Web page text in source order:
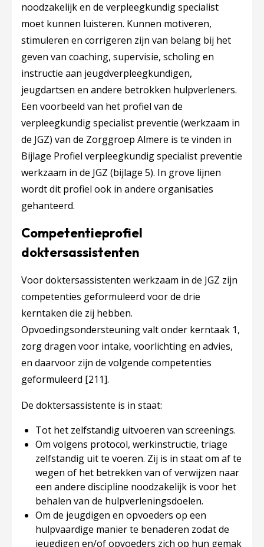
noodzakelijk en de verpleegkundig specialist
moet kunnen luisteren. Kunnen motiveren,
stimuleren en corrigeren zijn van belang bij het
geven van coaching, supervisie, scholing en
instructie aan jeugdverpleegkundigen,
jeugdartsen en andere betrokken hulpverleners.
Een voorbeeld van het profiel van de
verpleegkundig specialist preventie (werkzaam in
de JGZ) van de Zorggroep Almere is te vinden in
Bijlage Profiel verpleegkundig specialist preventie
werkzaam in de JGZ (bijlage 5). In grove lijnen
wordt dit profiel ook in andere organisaties
gehanteerd.
Competentieprofiel
doktersassistenten
Voor doktersassistenten werkzaam in de JGZ zijn
competenties geformuleerd voor de drie
kerntaken die zij hebben.
Opvoedingsondersteuning valt onder kerntaak 1,
zorg dragen voor intake, voorlichting en advies,
en daarvoor zijn de volgende competenties
geformuleerd [211].
De doktersassistente is in staat:
Tot het zelfstandig uitvoeren van screenings.
Om volgens protocol, werkinstructie, triage
zelfstandig uit te voeren. Zij is in staat om af te
wegen of het betrekken van of verwijzen naar
een andere discipline noodzakelijk is voor het
behalen van de hulpverleningsdoelen.
Om de jeugdigen en opvoeders op een
hulpvaardige manier te benaderen zodat de
jeugdigen en/of opvoeders zich op hun gemak